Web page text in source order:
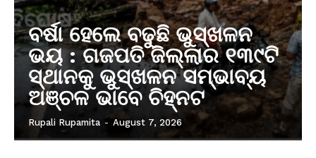
ବର୍ଷା ହେଲେ ବଢୁଛି ଭୁସ୍ଖଳନ
ଭୟ : ଗଜପତି ଜିଲ୍ଲାର ୧୩୯ଟି
ସ୍ଥାନକୁ ଭୁସ୍ଖଳନ ସମ୍ଭାବ୍ୟ
ଅଞ୍ଚଳ ଭାବେ ଚିହ୍ନଟ
Rupali Rupamita - August 7, 2026